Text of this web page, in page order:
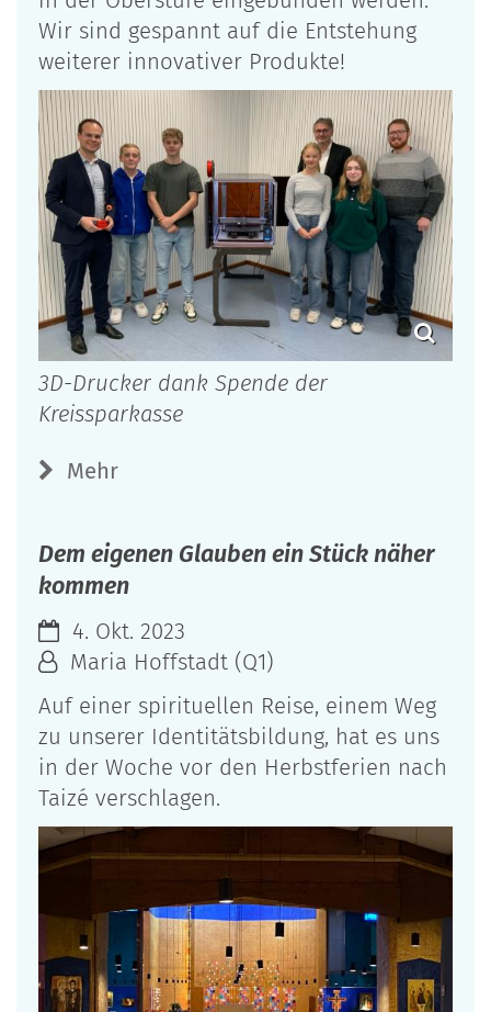
Wir sind gespannt auf die Entstehung
weiterer innovativer Produkte!
3D-Drucker dank Spende der
Kreissparkasse
Mehr
Dem eigenen Glauben ein Stück näher
kommen
4. Okt. 2023
Maria Hoffstadt (Q1)
Auf einer spirituellen Reise, einem Weg
zu unserer Identitätsbildung, hat es uns
in der Woche vor den Herbstferien nach
Taizé verschlagen.